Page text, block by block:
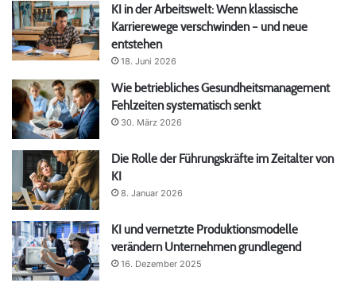
KI in der Arbeitswelt: Wenn klassische
Karrierewege verschwinden – und neue
entstehen
18. Juni 2026
Wie betriebliches Gesundheitsmanagement
Fehlzeiten systematisch senkt
30. März 2026
Die Rolle der Führungskräfte im Zeitalter von
KI
8. Januar 2026
KI und vernetzte Produktionsmodelle
verändern Unternehmen grundlegend
16. Dezember 2025